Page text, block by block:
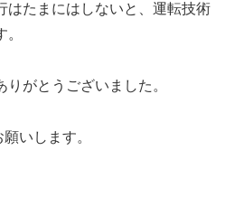
はたまにはしないと、運転技術
がとうございました。
いします。